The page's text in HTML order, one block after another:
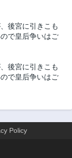
後宮に引きこも
で皇后争いはご
後宮に引きこも
で皇后争いはご
Policy